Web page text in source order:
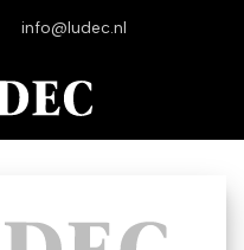
info@ludec.nl